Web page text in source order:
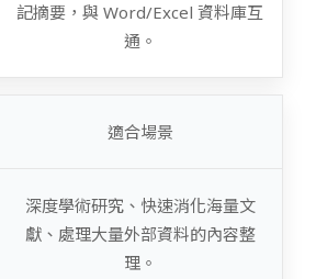
記摘要，與 Word/Excel 資料庫互
通。
適合場景
深度學術研究、快速消化海量文
獻、處理大量外部資料的內容整
理。